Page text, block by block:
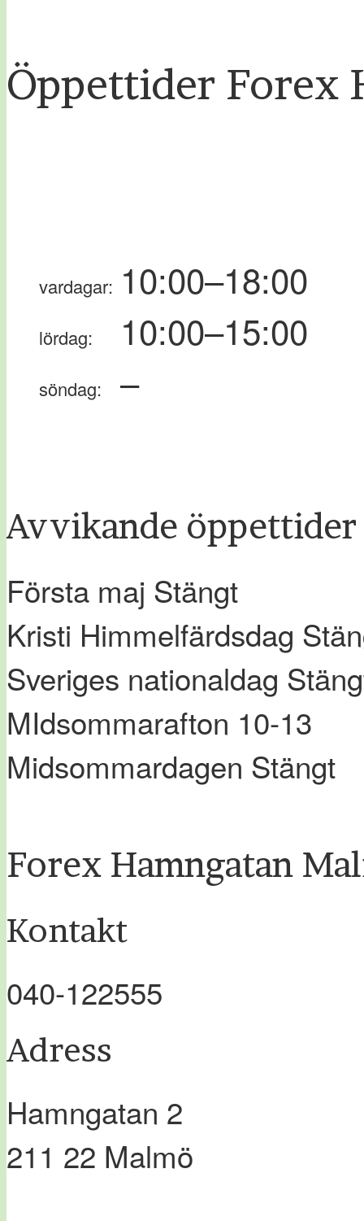
Öppettider Forex
vardagar: 10:00–18:00
lördag: 10:00–15:00
söndag: –
Avvikande öppettider
Första maj Stängt
Kristi Himmelfärdsdag
Sveriges nationaldag
MIdsommarafton 10-13
Midsommardagen Stängt
Forex Hamngatan
Kontakt
040-122555
Adress
Hamngatan 2
211 22 Malmö